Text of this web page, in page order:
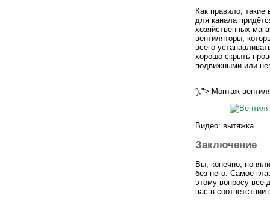
Как правило,
для канала
хозяйственных
вентиляторы,
всего
хорошо скрыть
подвижными или
');"> Монтаж
Видео: вытяжка
Заключение
Вы, конечно,
без него. Самое
этому вопросу
вас в соответствии